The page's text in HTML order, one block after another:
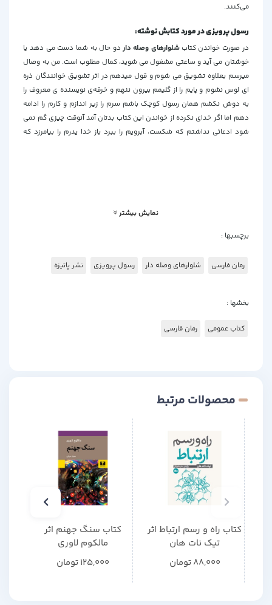
می‌کنند.
رسول پرویزی در مورد کتابش نوشته:
در صورت خواندن کتاب شلوارهای وصله دار دو حال به شما دست می دهد یا
خوشتان می آید و ساعتی مشغول می شوید، کمال مطلوب است. من به وصال
میرسم بعلاوه تشویق می شوم و قول میدهم در اثر تشویق خوانندگان ذره
ای لوس نشوم و پایم را از گلیمم بیرون ننهم و خرقه‌ی نویسنده ی معروف را
به دوش نکشم همان رسول کوچک باشم سرم را زیر اندازم و کارم را ادامه
دهم اما اگر خدای نکرده از خواندن این کتاب بدتان آمد آنوقت چیزی گم نمی
شود ادعائی نداشتم که شکست٬ آبرویم را ببرد باز خدا پدرم را بیامرزد که
نمایش بیشتر
برچسبها :
رمان فارسی شلوارهای وصله دار رسول پرویزی نشر پاتیزه
بخشها :
کتاب عمومی رمان فارسی
محصولات مرتبط
کتاب راه و رسم ارتباط اثر
تیک نات هان
88,000تومان
کتاب سنگ جهنم اثر
مالکوم لاوری
125,000تومان